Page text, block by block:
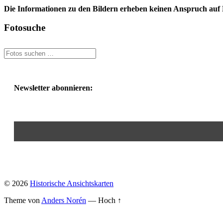
Die Informationen zu den Bildern erheben keinen Anspruch
Fotosuche
Newsletter abonnieren:
© 2026 Historische Ansichtskarten
Theme von Anders Norén — Hoch ↑